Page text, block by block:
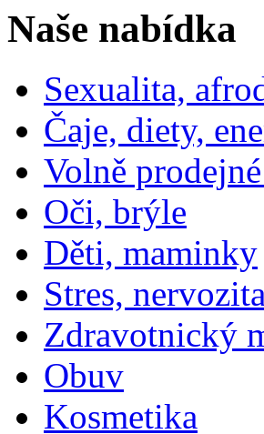
Naše nabídka
Sexualita,
Čaje, diety,
Volně
Oči, brýle
Děti, maminky
Stres,
Zdravotnický
Obuv
Kosmetika